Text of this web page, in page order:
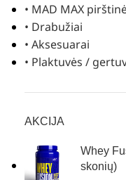
• MAD MAX
• Drabužiai
• Aksesuarai
• Plaktuvės /
AKCIJA
Whey
skonių)